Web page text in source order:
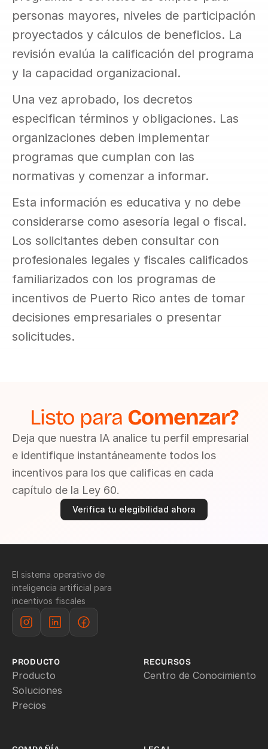
personas mayores, niveles de participación
proyectados y cálculos de beneficios. La
revisión evalúa la calificación del programa
y la capacidad organizacional.
Una vez aprobado, los decretos
especifican términos y obligaciones. Las
organizaciones deben implementar
programas que cumplan con las
normativas y comenzar a informar.
Esta información es educativa y no debe
considerarse como asesoría legal o fiscal.
Los solicitantes deben consultar con
profesionales legales y fiscales calificados
familiarizados con los programas de
incentivos de Puerto Rico antes de tomar
decisiones empresariales o presentar
solicitudes.
Listo para Comenzar?
Deja que nuestra IA analice tu perfil empresarial
e identifique instantáneamente todos los
incentivos para los que calificas en cada
capítulo de la Ley 60.
Verifica tu elegibilidad ahora
El sistema operativo de
inteligencia artificial para
incentivos fiscales
PRODUCTO
Producto
Soluciones
Precios
RECURSOS
Centro de Conocimiento